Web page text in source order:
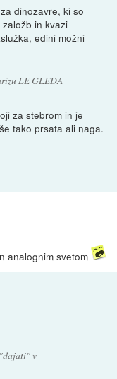
dinozavre, ki so
in kvazi
edini možni
LE GLEDA
za stebrom in je
tako prsata ali naga.
analognim svetom
v